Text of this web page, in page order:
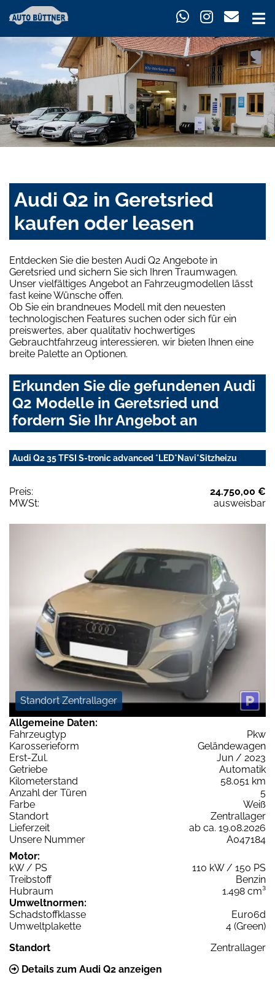
Audi Q2 in Geretsried
kaufen oder leasen
Entdecken Sie die besten Audi Q2 Angebote in
Geretsried und sichern Sie sich Ihren Traumwagen.
Unser vielfältiges Angebot an Fahrzeugmodellen lässt
fast keine Wünsche offen.
Ob Sie ein brandneues Modell mit den neuesten
technologischen Features suchen oder sich für ein
preiswertes, aber qualitativ hochwertiges
Gebrauchtfahrzeug interessieren, wir bieten Ihnen eine
breite Palette an Optionen.
Erkunden Sie die gefundenen Audi
Q2 Modelle in Geretsried und
fordern Sie Ihr Angebot an
Audi Q2 35 TFSI S-tronic advanced *LED*Navi*Sitzheizu
Preis:
24.750,00 €
MWSt:
ausweisbar
Standort Zentrallager
Allgemeine Daten:
Fahrzeugtyp
Pkw
Karosserieform
Geländewagen
Erst-Zul.
Jun / 2023
Getriebe
Automatik
Kilometerstand
58.051 km
Anzahl der Türen
5
Farbe
Weiß
Standort
Zentrallager
Lieferzeit
ab ca. 19.08.2026
Unsere Nummer
A047184
Motor:
kW / PS
110 kW / 150 PS
Treibstoff
Benzin
Hubraum
1.498 cm³
Umweltnormen:
Schadstoffklasse
Euro6d
Umweltplakette
4 (Green)
Standort
Zentrallager
Details zum Audi Q2 anzeigen